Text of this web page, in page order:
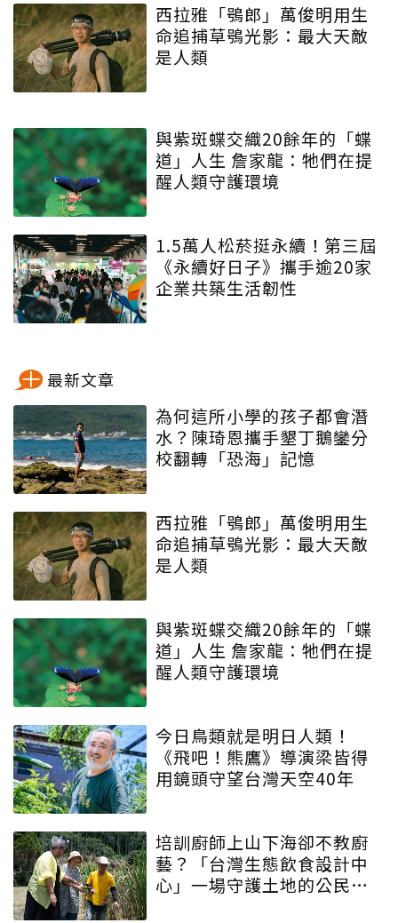
西拉雅「鴞郎」萬俊明用生
命追捕草鴞光影：最大天敵
是人類
與紫斑蝶交織20餘年的「蝶
道」人生 詹家龍：牠們在提
醒人類守護環境
1.5萬人松菸挺永續！第三屆
《永續好日子》攜手逾20家
企業共築生活韌性
最新文章
為何這所小學的孩子都會潛
水？陳琦恩攜手墾丁鵝鑾分
校翻轉「恐海」記憶
西拉雅「鴞郎」萬俊明用生
命追捕草鴞光影：最大天敵
是人類
與紫斑蝶交織20餘年的「蝶
道」人生 詹家龍：牠們在提
醒人類守護環境
今日鳥類就是明日人類！
《飛吧！熊鷹》導演梁皆得
用鏡頭守望台灣天空40年
培訓廚師上山下海卻不教廚
藝？「台灣生態飲食設計中
心」一場守護土地的公民運